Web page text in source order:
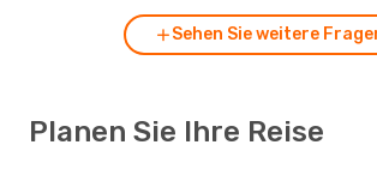
Sehen Sie weitere
Planen Sie Ihre Reise